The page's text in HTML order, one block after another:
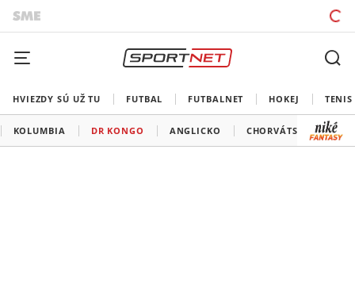
HVIEZDY SÚ UŽ TU FUTBAL FUTBALNET HOKEJ TENIS
KOLUMBIA DR KONGO ANGLICKO CHORVÁTSKO